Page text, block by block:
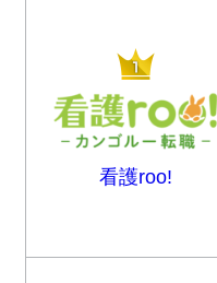
看護roo!